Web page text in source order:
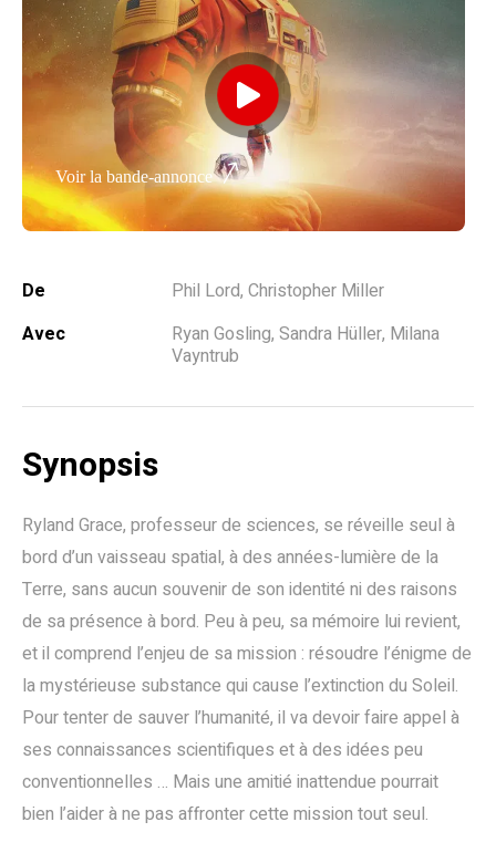
Voir la bande-annonce
De
Phil Lord, Christopher Miller
Avec
Ryan Gosling, Sandra Hüller, Milana
Vayntrub
Synopsis
Ryland Grace, professeur de sciences, se réveille seul à
bord d’un vaisseau spatial, à des années-lumière de la
Terre, sans aucun souvenir de son identité ni des raisons
de sa présence à bord. Peu à peu, sa mémoire lui revient,
et il comprend l’enjeu de sa mission : résoudre l’énigme de
la mystérieuse substance qui cause l’extinction du Soleil.
Pour tenter de sauver l’humanité, il va devoir faire appel à
ses connaissances scientifiques et à des idées peu
conventionnelles … Mais une amitié inattendue pourrait
bien l’aider à ne pas affronter cette mission tout seul.